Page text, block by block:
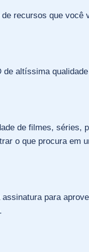
recursos que você
altíssima
de filmes, séries,
o que procura em
para